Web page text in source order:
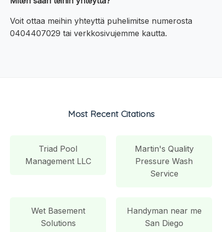
Voit ottaa meihin yhteyttä puhelimitse numerosta
0404407029 tai verkkosivujemme kautta.
Most Recent Citations
Triad Pool
Management LLC
Martin's Quality
Pressure Wash
Service
Wet Basement
Solutions
Handyman near me
San Diego